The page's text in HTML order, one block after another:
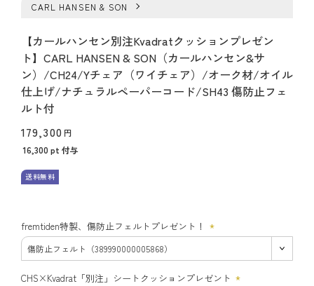
CARL HANSEN & SON
【カールハンセン別注Kvadratクッションプレゼン
ト】CARL HANSEN & SON（カールハンセン&サ
ン）/CH24/Yチェア（ワイチェア）/オーク材/オイル
仕上げ/ナチュラルペーパーコード/SH43 傷防止フェ
ルト付
179,300
16,300 pt 付与
送料無料
fremtiden特製、傷防止フェルトプレゼント！
CHS×Kvadrat「別注」シートクッションプレゼント